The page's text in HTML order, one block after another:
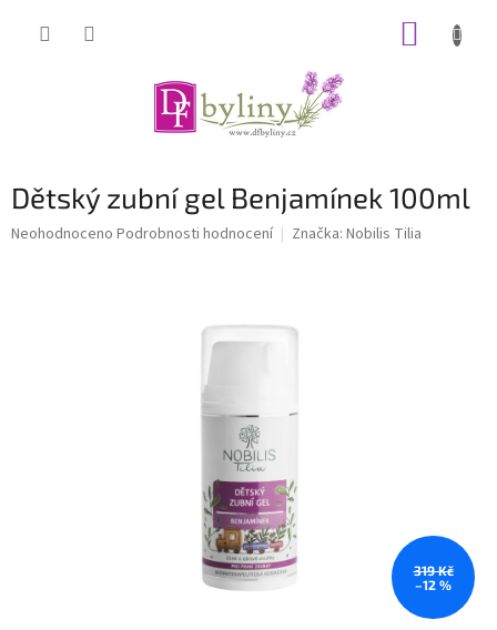
Dětský zubní gel Benjamínek 100ml
Průměrné
Neohodnoceno Podrobnosti hodnocení Značka: Nobilis Tilia
319 Kč
–12 %